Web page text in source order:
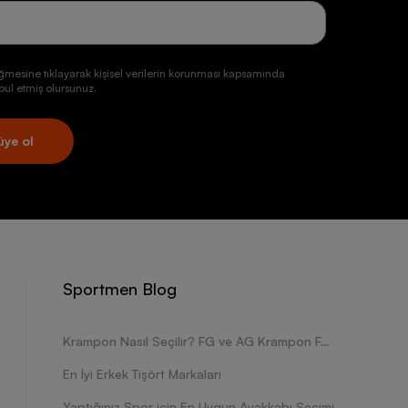
tıklayarak kişisel verilerin korunması kapsamında
etmiş olursunuz.
ol
Sportmen Blog
Krampon Nasıl Seçilir? FG ve AG Krampon Farkları Nelerdir?
En İyi Erkek Tişört Markaları